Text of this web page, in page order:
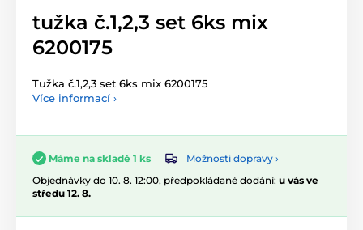
tužka č.1,2,3 set 6ks mix
6200175
Tužka č.1,2,3 set 6ks mix 6200175
Více informací ›
Máme na skladě 1 ks
Možnosti dopravy ›
Objednávky do 10. 8. 12:00, předpokládané dodání: u vás ve
středu 12. 8.